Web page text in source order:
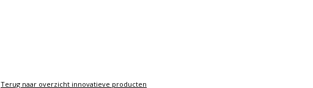
Terug naar overzicht innovatieve producten